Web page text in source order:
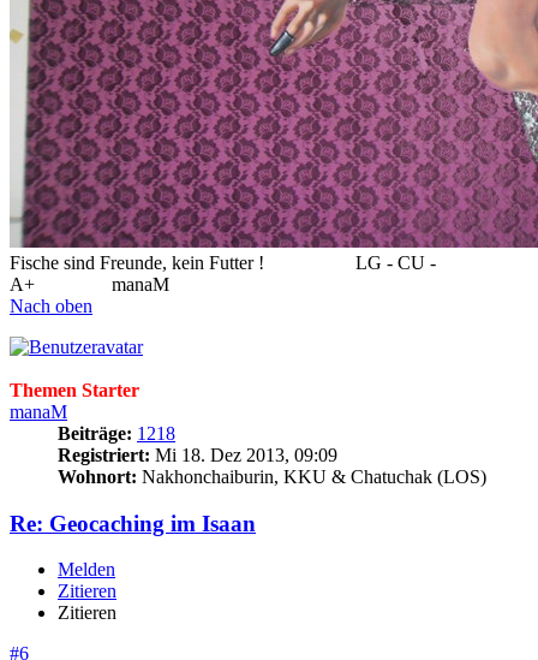
Fische sind Freunde, kein Futter !
LG - CU -
A+
manaM
Nach oben
Themen Starter
manaM
Beiträge: 1218
Registriert: Mi 18. Dez 2013, 09:09
Wohnort: Nakhonchaiburin, KKU & Chatuchak (LOS)
Re: Geocaching im Isaan
Melden
Zitieren
Zitieren
#6